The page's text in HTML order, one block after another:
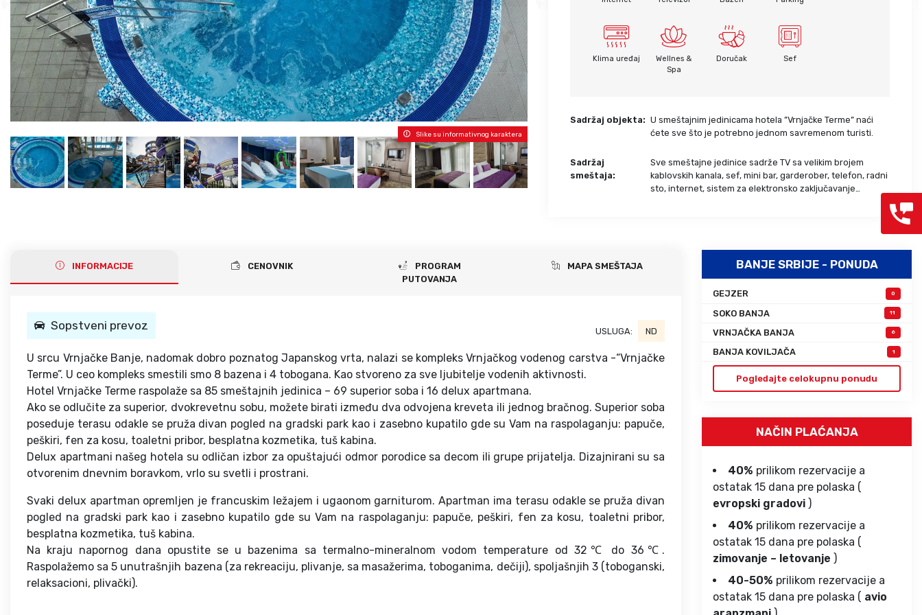
Gerakini
Psakoudia
Metamorfozis
Nikiti
Neos Marmaras
Toroni
Vourvourou
Sarti
Kalamitsi
Salonikiou
Krf
Tasos
Evia
Lefkada
Skijatos
Pilion
Kefalonija
Santorini
Mikonos
Rodos
Kipar
Krit
Olimpska regija
Alexandroupolis
Jonska obala
Ohrid
Istra – Pula
Umag
Slike su informativnog karaktera
Klima uređaj
Wellnes &
Spa
Doručak Sef
Sadržaj objekta: U smeštajnim jedinicama hotela ”Vrnjačke Terme” naći
ćete sve što je potrebno jednom savremenom turisti.
Sadržaj
smeštaja:
Sve smeštajne jedinice sadrže TV sa velikim brojem
kablovskih kanala, sef, mini bar, garderober, telefon, radni
sto, internet, sistem za elektronsko zaključavanje…
INFORMACIJE CENOVNIK
PROGRAM
PUTOVANJA
MAPA SMEŠTAJA
Sopstveni prevoz USLUGA: ND
U srcu Vrnjačke Banje, nadomak dobro poznatog Japanskog vrta, nalazi se kompleks Vrnjačkog vodenog carstva -“Vrnjačke
Terme”. U ceo kompleks smestili smo 8 bazena i 4 tobogana. Kao stvoreno za sve ljubitelje vodenih aktivnosti.
Hotel Vrnjačke Terme raspolaže sa 85 smeštajnih jedinica – 69 superior soba i 16 delux apartmana.
Ako se odlučite za superior, dvokrevetnu sobu, možete birati između dva odvojena kreveta ili jednog bračnog. Superior soba
poseduje terasu odakle se pruža divan pogled na gradski park kao i zasebno kupatilo gde su Vam na raspolaganju: papuče,
peškiri, fen za kosu, toaletni pribor, besplatna kozmetika, tuš kabina.
Delux apartmani našeg hotela su odličan izbor za opuštajući odmor porodice sa decom ili grupe prijatelja. Dizajnirani su sa
otvorenim dnevnim boravkom, vrlo su svetli i prostrani.
Svaki delux apartman opremljen je francuskim ležajem i ugaonom garniturom. Apartman ima terasu odakle se pruža divan
pogled na gradski park kao i zasebno kupatilo gde su Vam na raspolaganju: papuče, peškiri, fen za kosu, toaletni pribor,
besplatna kozmetika, tuš kabina.
Na kraju napornog dana opustite se u bazenima sa termalno-mineralnom vodom temperature od 32℃ do 36℃.
Raspolažemo sa 5 unutrašnjih bazena (za rekreaciju, plivanje, sa masažerima, toboganima, dečiji), spoljašnjih 3 (toboganski,
relaksacioni, plivački).
BANJE SRBIJE - PONUDA
GEJZER 0
SOKO BANJA 11
VRNJAČKA BANJA 6
BANJA KOVILJAČA 1
Pogledajte celokupnu ponudu
NAČIN PLAĆANJA
40% prilikom rezervacije a
ostatak 15 dana pre polaska (
evropski gradovi )
40% prilikom rezervacije a
ostatak 15 dana pre polaska (
zimovanje – letovanje )
40-50% prilikom rezervacije a
ostatak 15 dana pre polaska ( avio